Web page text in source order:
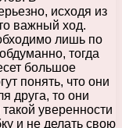
исходя из
важный ход.
лишь по
тогда
большое
понять, что они
друга, то они
уверенности
и не делать свою